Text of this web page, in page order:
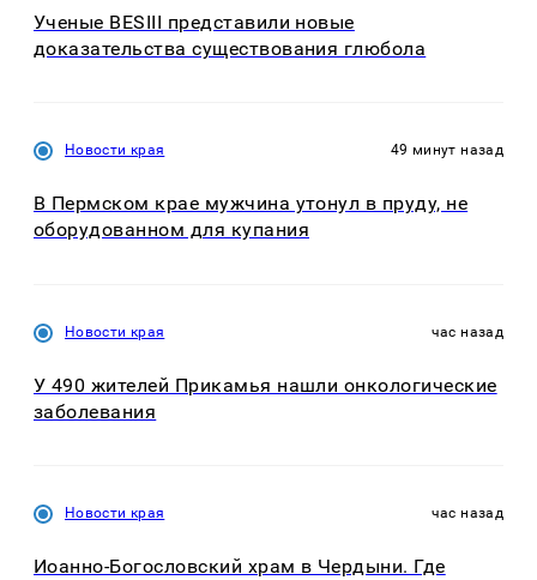
Ученые BESIII представили новые
доказательства существования глюбола
Новости края 49 минут назад
В Пермском крае мужчина утонул в пруду, не
оборудованном для купания
Новости края час назад
У 490 жителей Прикамья нашли онкологические
заболевания
Новости края час назад
Иоанно-Богословский храм в Чердыни. Где